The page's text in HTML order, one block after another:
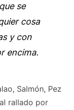
se
cosa
y con
encima.
Salmón, Pez
rallado por